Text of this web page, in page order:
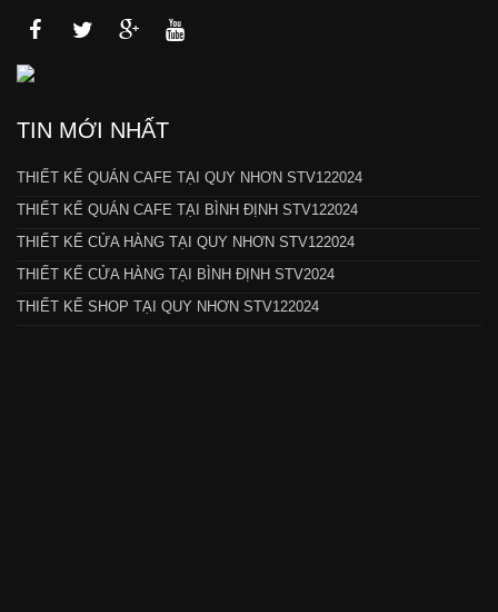
TIN MỚI NHẤT
THIẾT KẾ QUÁN CAFE TẠI QUY NHƠN STV122024
THIẾT KẾ QUÁN CAFE TẠI BÌNH ĐỊNH STV122024
THIẾT KẾ CỬA HÀNG TẠI QUY NHƠN STV122024
THIẾT KẾ CỬA HÀNG TẠI BÌNH ĐỊNH STV2024
THIẾT KẾ SHOP TẠI QUY NHƠN STV122024